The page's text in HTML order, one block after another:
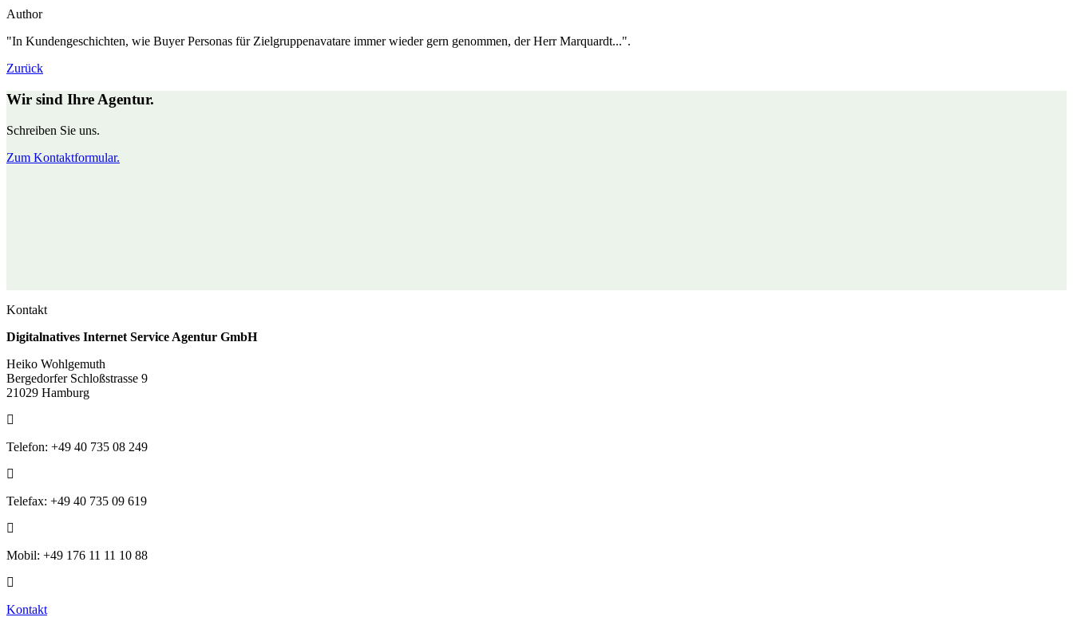
Author
"In Kundengeschichten, wie Buyer Personas für Zielgruppenavatare immer wieder gern genommen, der Herr Marquardt...".
Zurück
Wir sind Ihre Agentur.
Schreiben Sie uns.
Zum Kontaktformular.
Kontakt
Digitalnatives Internet Service Agentur GmbH
Heiko Wohlgemuth
Bergedorfer Schloßstrasse 9
21029 Hamburg
Telefon: +49 40 735 08 249
Telefax: +49 40 735 09 619
Mobil: +49 176 11 11 10 88
Kontakt